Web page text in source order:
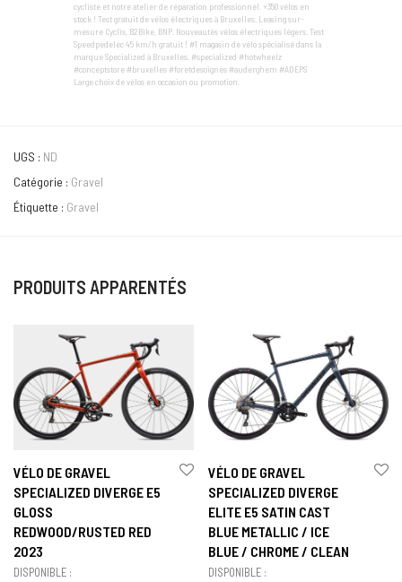
cycliste et notre atelier de réparation professionnel. +350 vélos en
stock ! Test gratuit de vélos électriques à Bruxelles. Leasing sur-
mesure Cyclis, B2Bike, BNP. Nouveautés vélos électriques légers. Test
Speedpedelec 45 km/h gratuit ! #1 magasin de vélo spécialisé dans la
marque Specialized à Bruxelles. #specialized #hotwheelz
#conceptstore #bruxelles #foretdesoignes #auderghem #ADEPS
Large choix de vélos en occasion ou promotion.
UGS : ND
Catégorie : Gravel
Étiquette : Gravel
PRODUITS APPARENTÉS
VÉLO DE GRAVEL
SPECIALIZED DIVERGE E5
GLOSS
REDWOOD/RUSTED RED
2023
DISPONIBLE :
VÉLO DE GRAVEL
SPECIALIZED DIVERGE
ELITE E5 SATIN CAST
BLUE METALLIC / ICE
BLUE / CHROME / CLEAN
DISPONIBLE :